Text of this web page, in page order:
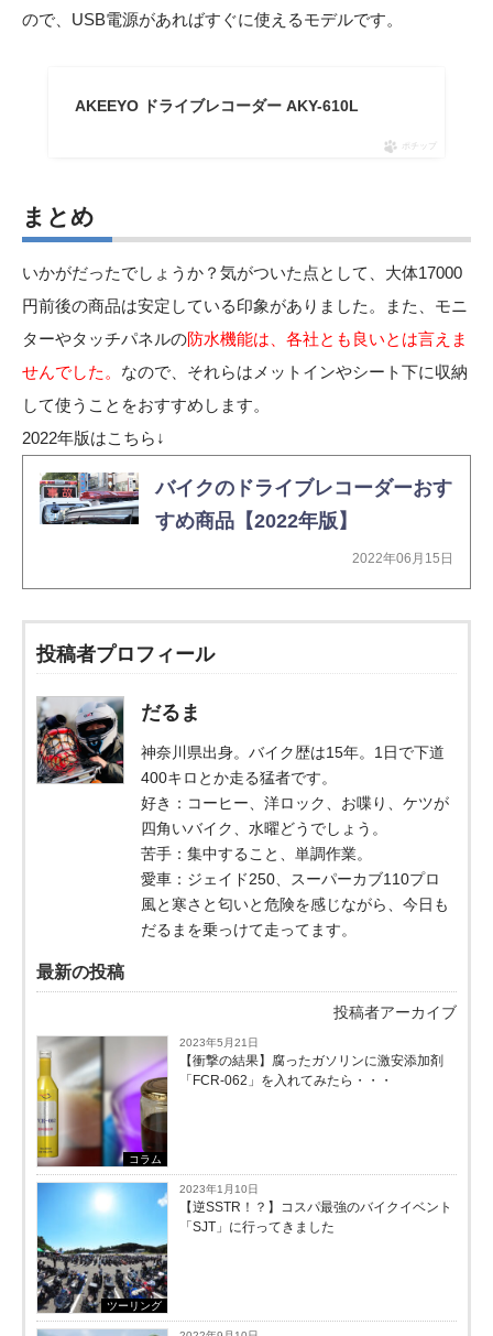
ので、USB電源があればすぐに使えるモデルです。
AKEEYO ドライブレコーダー AKY-610L
ポチップ
まとめ
いかがだったでしょうか？気がついた点として、大体17000
円前後の商品は安定している印象がありました。また、モニ
ターやタッチパネルの防水機能は、各社とも良いとは言えま
せんでした。 なので、それらはメットインやシート下に収納
して使うことをおすすめします。
2022年版はこちら↓
バイクのドライブレコーダーおす
すめ商品【2022年版】
2022年06月15日
投稿者プロフィール
だるま
神奈川県出身。バイク歴は15年。1日で下道
400キロとか走る猛者です。
好き：コーヒー、洋ロック、お喋り、ケツが
四角いバイク、水曜どうでしょう。
苦手：集中すること、単調作業。
愛車：ジェイド250、スーパーカブ110プロ
風と寒さと匂いと危険を感じながら、今日も
だるまを乗っけて走ってます。
最新の投稿
投稿者アーカイブ
コラム
2023年5月21日
【衝撃の結果】腐ったガソリンに激安添加剤
「FCR-062」を入れてみたら・・・
ツーリング
2023年1月10日
【逆SSTR！？】コスパ最強のバイクイベント
「SJT」に行ってきました